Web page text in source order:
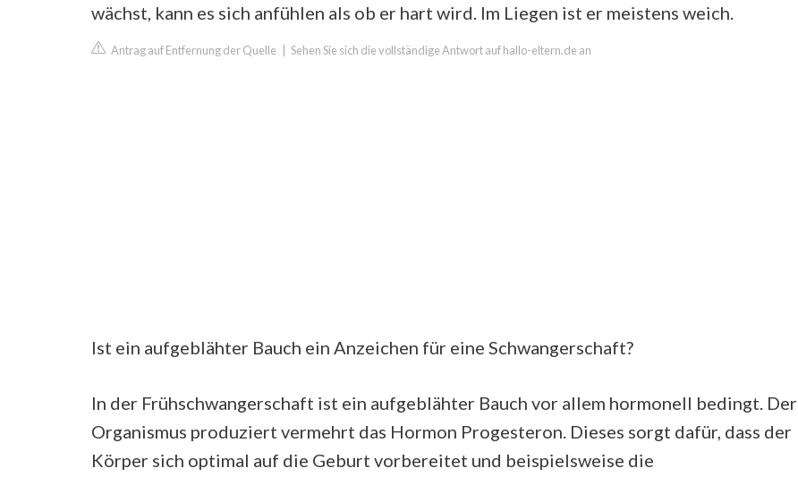
wächst, kann es sich anfühlen als ob er hart wird. Im Liegen ist er meistens weich.
Antrag auf Entfernung der Quelle Sehen Sie sich die vollständige Antwort auf hallo-eltern.de an
Ist ein aufgeblähter Bauch ein Anzeichen für eine Schwangerschaft?
In der Frühschwangerschaft ist ein aufgeblähter Bauch vor allem hormonell bedingt. Der
Organismus produziert vermehrt das Hormon Progesteron. Dieses sorgt dafür, dass der
Körper sich optimal auf die Geburt vorbereitet und beispielsweise die